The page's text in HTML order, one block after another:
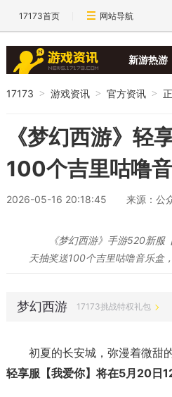
17173首页 网站导航
新游热游
17173 > 游戏资讯 > 官方资讯 >
《梦幻西游》轻
100个吉里咕噜
2026-05-16 20:18:45 来源：公
《梦幻西游》手游520新
天抽奖送100个吉里咕噜音乐盒
梦幻西游 17173挑战特权礼包
初夏的长安城，弥漫着微甜
轻享服【我爱你】将在5月20日